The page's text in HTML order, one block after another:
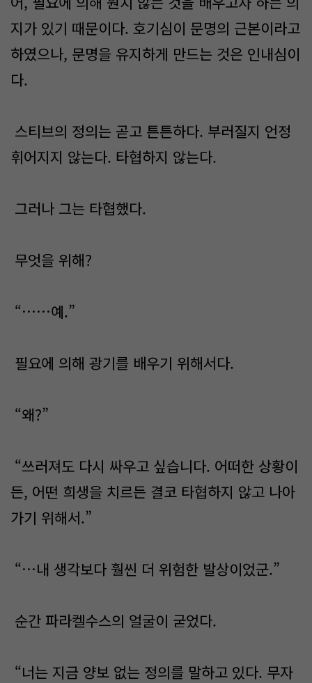
지가 있기 때문이다. 호기심이 문명의 근본이라고
하였으나, 문명을 유지하게 만드는 것은 인내심이
다.
스티브의 정의는 곧고 튼튼하다. 부러질지 언정
휘어지지 않는다. 타협하지 않는다.
그러나 그는 타협했다.
무엇을 위해?
“……예.”
필요에 의해 광기를 배우기 위해서다.
“왜?”
“쓰러져도 다시 싸우고 싶습니다. 어떠한 상황이
든, 어떤 희생을 치르든 결코 타협하지 않고 나아
가기 위해서.”
“…내 생각보다 훨씬 더 위험한 발상이었군.”
순간 파라켈수스의 얼굴이 굳었다.
“너는 지금 양보 없는 정의를 말하고 있다. 무자